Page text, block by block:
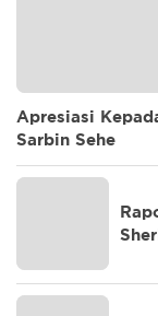
Apresiasi
Sarbin Sehe